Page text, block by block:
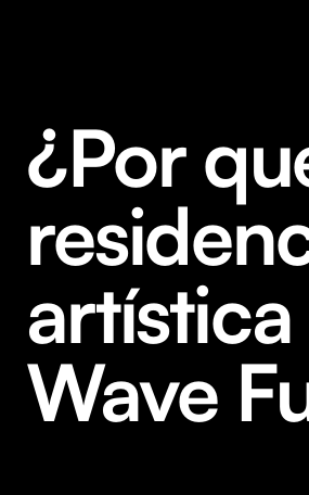
¿Por
Wave